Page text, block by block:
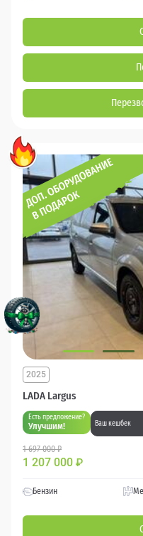
LADA Largus
2025
Есть предложение?
Улучшим! Ваш кешбек
1 697 000 ₽
1 207 000 ₽
Бензин